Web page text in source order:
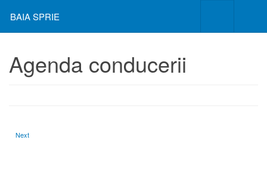
BAIA SPRIE
Agenda conducerii
Next article: Legislatie organizare si functionare
Next